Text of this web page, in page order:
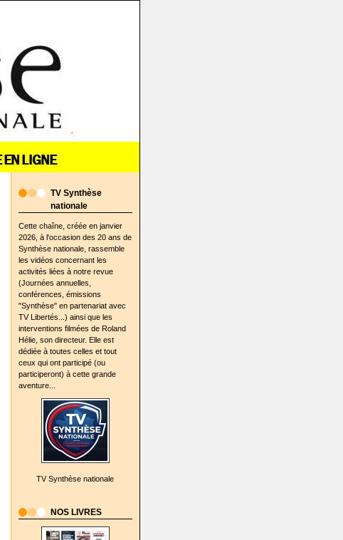
TV Synthèse
nationale
Cette chaîne, créée en janvier
2026, à l'occasion des 20 ans de
Synthèse nationale, rassemble
les vidéos concernant les
activités liées à notre revue
(Journées annuelles,
conférences, émissions
"Synthèse" en partenariat avec
TV Libertés...) ainsi que les
interventions filmées de Roland
Hélie, son directeur. Elle est
dédiée à toutes celles et tout
ceux qui ont participé (ou
participeront) à cette grande
aventure...
TV Synthèse nationale
NOS LIVRES